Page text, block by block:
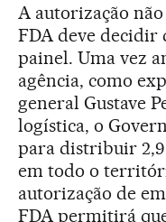
A autorização
FDA deve decidir
painel. Uma vez
agência, como
general Gustave
logística, o
para distribuir 2,9
em todo o
autorização de
FDA permitirá